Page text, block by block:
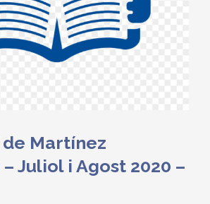
Martínez
Juliol i Agost 2020 –